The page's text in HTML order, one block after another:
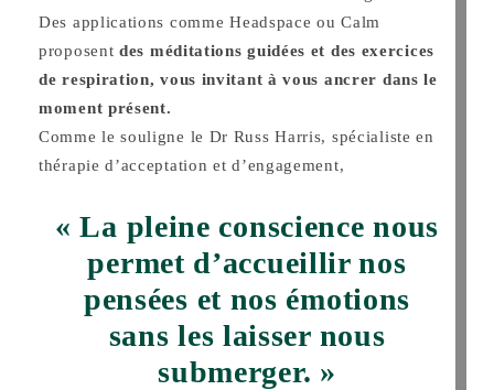
Des applications commeHeadspace ou Calm
proposent des méditations guidées et des exercices
de respiration, vous invitant à vous ancrer dans le
moment présent.
Comme le souligne le Dr Russ Harris, spécialiste en
thérapie d’acceptation et d’engagement,
« La pleine conscience nous
permet d’accueillir nos
pensées et nos émotions
sans les laisser nous
submerger. »